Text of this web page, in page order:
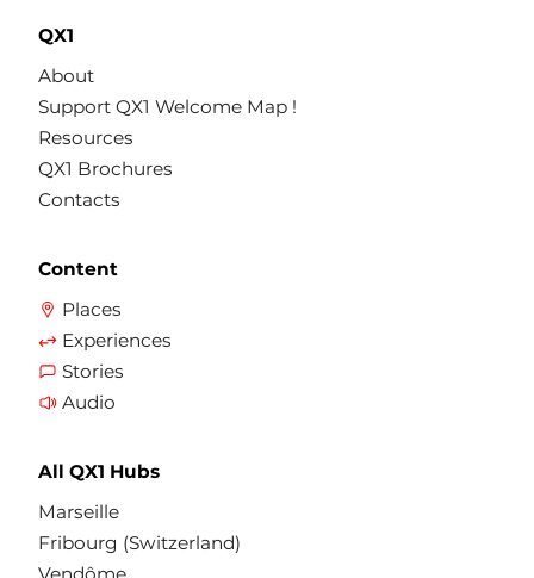
QX1
About
Support QX1 Welcome Map !
Resources
QX1 Brochures
Contacts
Content
Places
Experiences
Stories
Audio
All QX1 Hubs
Marseille
Fribourg (Switzerland)